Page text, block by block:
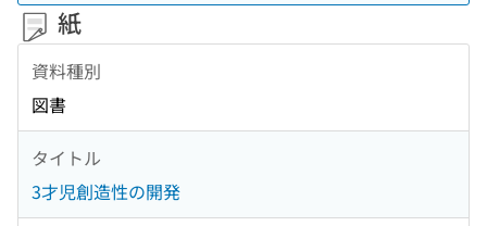
紙
資料種別
図書
タイトル
3才児創造性の開発